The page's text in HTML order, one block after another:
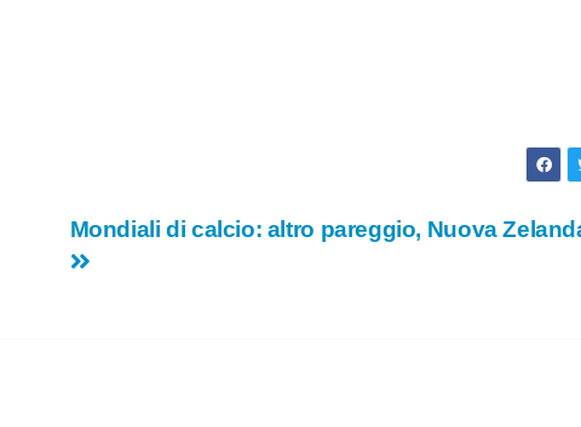
Mondiali di calcio: altro pareggio, Nuova